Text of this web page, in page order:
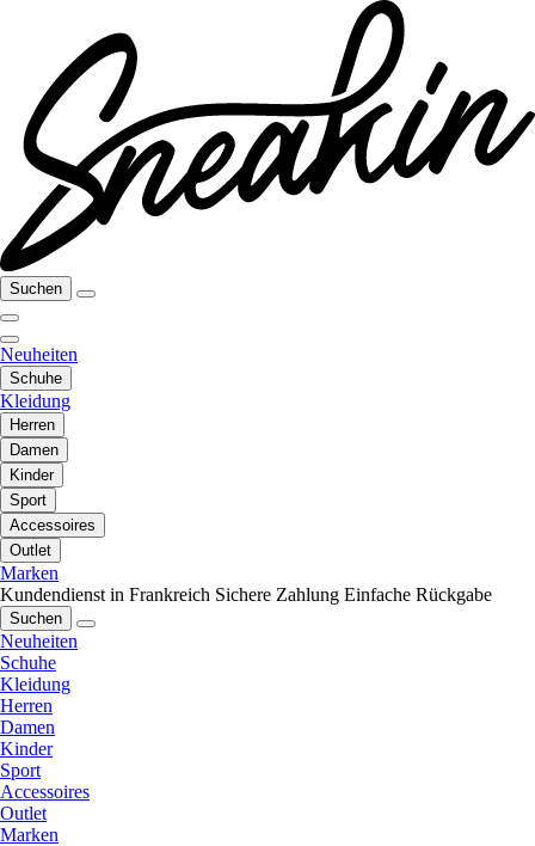
Suchen
Neuheiten
Schuhe
Kleidung
Herren
Damen
Kinder
Sport
Accessoires
Outlet
Marken
Kundendienst in Frankreich Sichere Zahlung Einfache Rückgabe
Suchen
Neuheiten
Schuhe
Kleidung
Herren
Damen
Kinder
Sport
Accessoires
Outlet
Marken